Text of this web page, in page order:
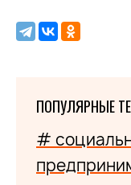
ПОПУЛЯРНЫЕ
#